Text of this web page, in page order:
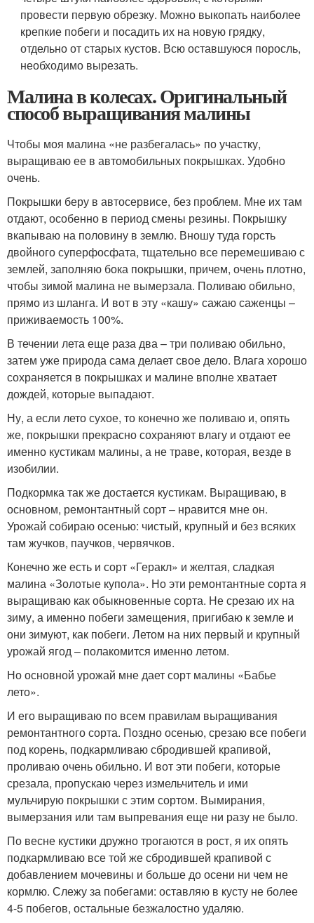
провести первую обрезку. Можно выкопать наиболее
крепкие побеги и посадить их на новую грядку,
отдельно от старых кустов. Всю оставшуюся поросль,
необходимо вырезать.
Малина в колесах. Оригинальный
способ выращивания малины
Чтобы моя малина «не разбегалась» по участку,
выращиваю ее в автомобильных покрышках. Удобно
очень.
Покрышки беру в автосервисе, без проблем. Мне их там
отдают, особенно в период смены резины. Покрышку
вкапываю на половину в землю. Вношу туда горсть
двойного суперфосфата, тщательно все перемешиваю с
землей, заполняю бока покрышки, причем, очень плотно,
чтобы зимой малина не вымерзала. Поливаю обильно,
прямо из шланга. И вот в эту «кашу» сажаю саженцы –
приживаемость 100%.
В течении лета еще раза два – три поливаю обильно,
затем уже природа сама делает свое дело. Влага хорошо
сохраняется в покрышках и малине вполне хватает
дождей, которые выпадают.
Ну, а если лето сухое, то конечно же поливаю и, опять
же, покрышки прекрасно сохраняют влагу и отдают ее
именно кустикам малины, а не траве, которая, везде в
изобилии.
Подкормка так же достается кустикам. Выращиваю, в
основном, ремонтантный сорт – нравится мне он.
Урожай собираю осенью: чистый, крупный и без всяких
там жучков, паучков, червячков.
Конечно же есть и сорт «Геракл» и желтая, сладкая
малина «Золотые купола». Но эти ремонтантные сорта я
выращиваю как обыкновенные сорта. Не срезаю их на
зиму, а именно побеги замещения, пригибаю к земле и
они зимуют, как побеги. Летом на них первый и крупный
урожай ягод – полакомится именно летом.
Но основной урожай мне дает сорт малины «Бабье
лето».
И его выращиваю по всем правилам выращивания
ремонтантного сорта. Поздно осенью, срезаю все побеги
под корень, подкармливаю сбродившей крапивой,
проливаю очень обильно. И вот эти побеги, которые
срезала, пропускаю через измельчитель и ими
мульчирую покрышки с этим сортом. Вымирания,
вымерзания или там выпревания еще ни разу не было.
По весне кустики дружно трогаются в рост, я их опять
подкармливаю все той же сбродившей крапивой с
добавлением мочевины и больше до осени ни чем не
кормлю. Слежу за побегами: оставляю в кусту не более
4-5 побегов, остальные безжалостно удаляю.